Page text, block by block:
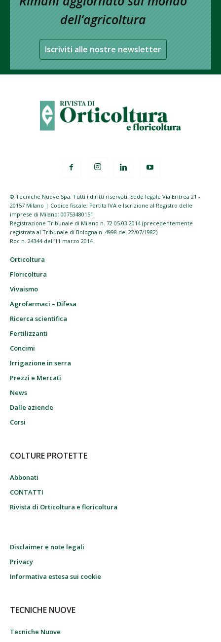
dell’agricoltura
Iscriviti alle nostre newsletter
© Tecniche Nuove Spa. Tutti i diritti riservati. Sede legale Via Eritrea 21 -
20157 Milano | Codice fiscale, Partita IVA e Iscrizione al Registro delle
imprese di Milano: 00753480151
Registrazione Tribunale di Milano n. 72 05.03.2014 (precedentemente
registrata al Tribunale di Bologna n. 4998 del 22/07/1982)
Roc n. 24344 dell’11 marzo 2014
Orticoltura
Floricoltura
Vivaismo
Agrofarmaci – Difesa
Ricerca scientifica
Fertilizzanti
Concimi
Irrigazione in serra
Prezzi e Mercati
News
Dalle aziende
Corsi
COLTURE PROTETTE
Abbonati
CONTATTI
Rivista di Orticoltura e floricoltura
Disclaimer e note legali
Privacy
Informativa estesa sui cookie
TECNICHE NUOVE
Tecniche Nuove